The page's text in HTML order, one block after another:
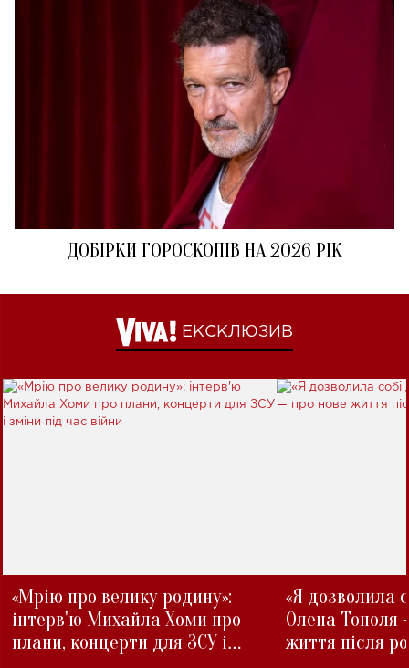
ДОБІРКИ ГОРОСКОПІВ НА 2026 РІК
ЕКСКЛЮЗИВ
«Мрію про велику родину»:
інтерв'ю Михайла Хоми про
плани, концерти для ЗСУ і
«Я дозволила
Олена Тополя
життя після